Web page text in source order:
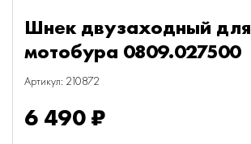
Шнек двузаходный для
мотобура 0809.027500
Артикул: 210872
6 490 ₽